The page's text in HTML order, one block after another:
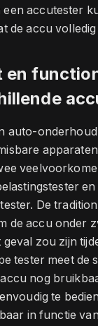
accutester
de accu
en
auto-
en
De
de accu onder
zou zijn
tester meet de
nog
te
in functie